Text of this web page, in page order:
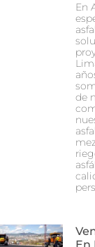
En
de